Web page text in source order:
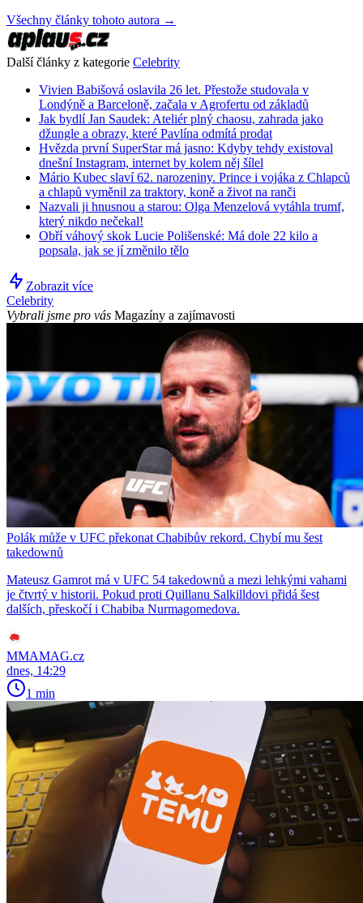
Všechny články tohoto autora →
Další články z kategorie Celebrity
Vivien Babišová oslavila 26 let. Přestože studovala v
Londýně a Barceloně, začala v Agrofertu od základů
Jak bydlí Jan Saudek: Ateliér plný chaosu, zahrada jako
džungle a obrazy, které Pavlína odmítá prodat
Hvězda první SuperStar má jasno: Kdyby tehdy existoval
dnešní Instagram, internet by kolem něj šílel
Mário Kubec slaví 62. narozeniny. Prince i vojáka z Chlapců
a chlapů vyměnil za traktory, koně a život na ranči
Nazvali ji hnusnou a starou: Olga Menzelová vytáhla trumf,
který nikdo nečekal!
Obří váhový skok Lucie Polišenské: Má dole 22 kilo a
popsala, jak se jí změnilo tělo
Zobrazit více
Celebrity
Vybrali jsme pro vás Magazíny a zajímavosti
Polák může v UFC překonat Chabibův rekord. Chybí mu šest
takedownů
Mateusz Gamrot má v UFC 54 takedownů a mezi lehkými vahami
je čtvrtý v historii. Pokud proti Quillanu Salkilldovi přidá šest
dalších, přeskočí i Chabiba Nurmagomedova.
MMAMAG.cz
dnes, 14:29
1 min